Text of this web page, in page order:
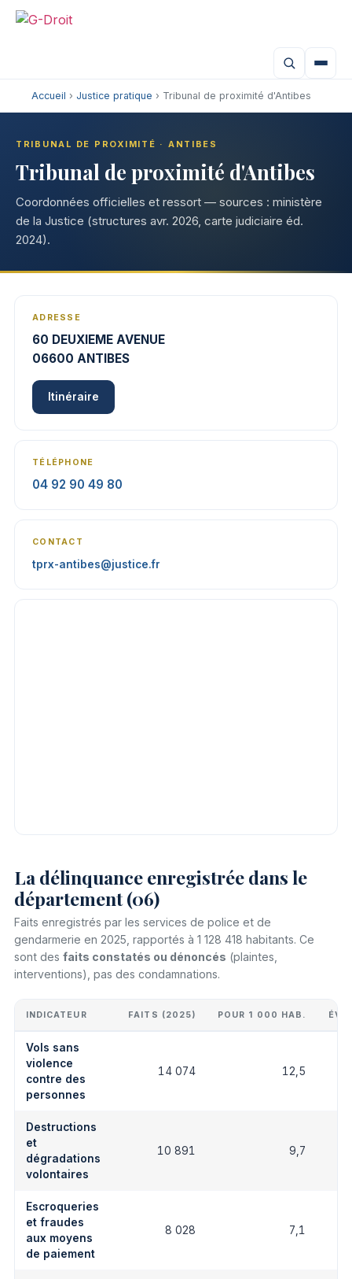
Aller
Accueil › Justice pratique › Tribunal de proximité d'Antibes
TRIBUNAL DE PROXIMITÉ · ANTIBES
Tribunal de proximité d'Antibes
Coordonnées officielles et ressort — sources : ministère
de la Justice (structures avr. 2026, carte judiciaire éd.
2024).
ADRESSE
60 DEUXIEME AVENUE
06600 ANTIBES
Itinéraire
TÉLÉPHONE
04 92 90 49 80
CONTACT
tprx-antibes@justice.fr
La délinquance enregistrée dans le
département (06)
Faits enregistrés par les services de police et de
gendarmerie en 2025, rapportés à 1 128 418 habitants. Ce
sont des faits constatés ou dénoncés (plaintes,
interventions), pas des condamnations.
INDICATEUR FAITS (2025) POUR 1 000 HAB.
Vols sans
violence
contre des
personnes
14 074 12,5
Destructions
et
dégradations
volontaires
10 891 9,7
Escroqueries
et fraudes
aux moyens
de paiement
8 028 7,1